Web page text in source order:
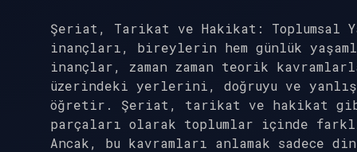
Şeriat, Tarikat ve Hakikat: Toplumsal
inançları, bireylerin hem günlük
inançlar, zaman zaman teorik
üzerindeki yerlerini, doğruyu ve
öğretir. Şeriat, tarikat ve hakikat gibi
parçaları olarak toplumlar içinde
Ancak, bu kavramları anlamak sadece